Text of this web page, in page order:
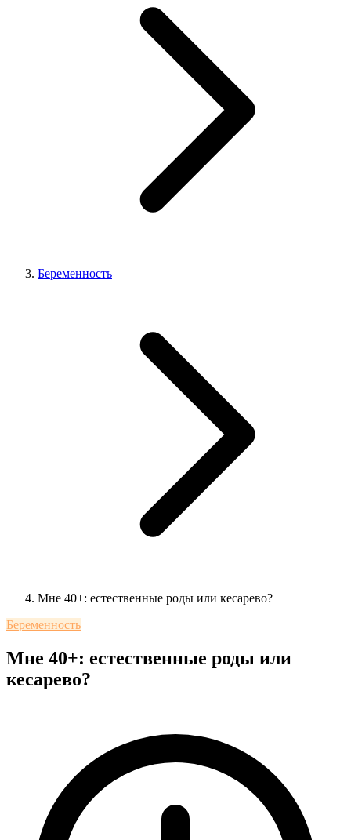
Беременность
Мне 40+: естественные роды или кесарево?
Беременность
Мне 40+: естественные роды или
кесарево?